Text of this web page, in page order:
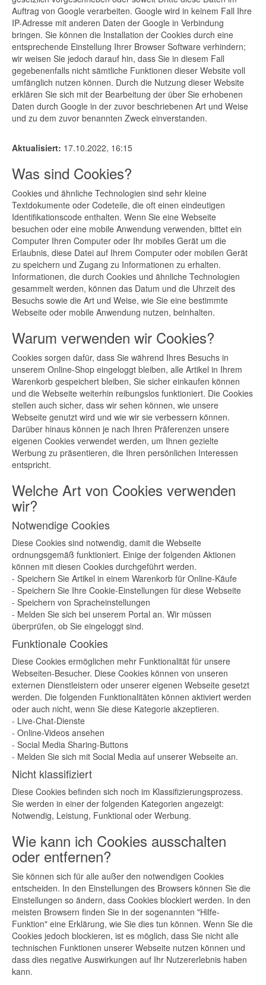
Auftrag von Google verarbeiten. Google wird in keinem Fall Ihre
IP-Adresse mit anderen Daten der Google in Verbindung
bringen. Sie können die Installation der Cookies durch eine
entsprechende Einstellung Ihrer Browser Software verhindern;
wir weisen Sie jedoch darauf hin, dass Sie in diesem Fall
gegebenenfalls nicht sämtliche Funktionen dieser Website voll
umfänglich nutzen können. Durch die Nutzung dieser Website
erklären Sie sich mit der Bearbeitung der über Sie erhobenen
Daten durch Google in der zuvor beschriebenen Art und Weise
und zu dem zuvor benannten Zweck einverstanden.
Aktualisiert: 17.10.2022, 16:15
Was sind Cookies?
Cookies und ähnliche Technologien sind sehr kleine
Textdokumente oder Codeteile, die oft einen eindeutigen
Identifikationscode enthalten. Wenn Sie eine Webseite
besuchen oder eine mobile Anwendung verwenden, bittet ein
Computer Ihren Computer oder Ihr mobiles Gerät um die
Erlaubnis, diese Datei auf Ihrem Computer oder mobilen Gerät
zu speichern und Zugang zu Informationen zu erhalten.
Informationen, die durch Cookies und ähnliche Technologien
gesammelt werden, können das Datum und die Uhrzeit des
Besuchs sowie die Art und Weise, wie Sie eine bestimmte
Webseite oder mobile Anwendung nutzen, beinhalten.
Warum verwenden wir Cookies?
Cookies sorgen dafür, dass Sie während Ihres Besuchs in
unserem Online-Shop eingeloggt bleiben, alle Artikel in Ihrem
Warenkorb gespeichert bleiben, Sie sicher einkaufen können
und die Webseite weiterhin reibungslos funktioniert. Die Cookies
stellen auch sicher, dass wir sehen können, wie unsere
Webseite genutzt wird und wie wir sie verbessern können.
Darüber hinaus können je nach Ihren Präferenzen unsere
eigenen Cookies verwendet werden, um Ihnen gezielte
Werbung zu präsentieren, die Ihren persönlichen Interessen
entspricht.
Welche Art von Cookies verwenden
wir?
Notwendige Cookies
Diese Cookies sind notwendig, damit die Webseite
ordnungsgemäß funktioniert. Einige der folgenden Aktionen
können mit diesen Cookies durchgeführt werden.
- Speichern Sie Artikel in einem Warenkorb für Online-Käufe
- Speichern Sie Ihre Cookie-Einstellungen für diese Webseite
- Speichern von Spracheinstellungen
- Melden Sie sich bei unserem Portal an. Wir müssen
überprüfen, ob Sie eingeloggt sind.
Funktionale Cookies
Diese Cookies ermöglichen mehr Funktionalität für unsere
Webseiten-Besucher. Diese Cookies können von unseren
externen Dienstleistern oder unserer eigenen Webseite gesetzt
werden. Die folgenden Funktionalitäten können aktiviert werden
oder auch nicht, wenn Sie diese Kategorie akzeptieren.
- Live-Chat-Dienste
- Online-Videos ansehen
- Social Media Sharing-Buttons
- Melden Sie sich mit Social Media auf unserer Webseite an.
Nicht klassifiziert
Diese Cookies befinden sich noch im Klassifizierungsprozess.
Sie werden in einer der folgenden Kategorien angezeigt:
Notwendig, Leistung, Funktional oder Werbung.
Wie kann ich Cookies ausschalten
oder entfernen?
Sie können sich für alle außer den notwendigen Cookies
entscheiden. In den Einstellungen des Browsers können Sie die
Einstellungen so ändern, dass Cookies blockiert werden. In den
meisten Browsern finden Sie in der sogenannten "Hilfe-
Funktion" eine Erklärung, wie Sie dies tun können. Wenn Sie die
Cookies jedoch blockieren, ist es möglich, dass Sie nicht alle
technischen Funktionen unserer Webseite nutzen können und
dass dies negative Auswirkungen auf Ihr Nutzererlebnis haben
kann.